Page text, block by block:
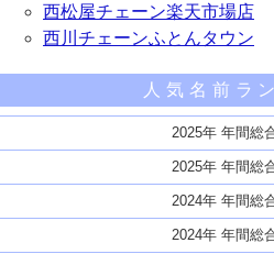
西松屋チェーン楽天市場店
西川チェーンふとんタウン
人気名前ラ
2025年 年間総
2025年 年間総
2024年 年間総
2024年 年間総